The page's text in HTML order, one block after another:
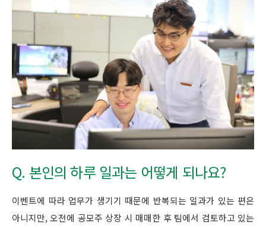
Q. 본인의 하루 일과는 어떻게 되나요?
이벤트에 따라 업무가 생기기 때문에 반복되는 일과가 있는 편은
아니지만, 오전에 공모주 상장 시 매매한 후 팀에서 검토하고 있는